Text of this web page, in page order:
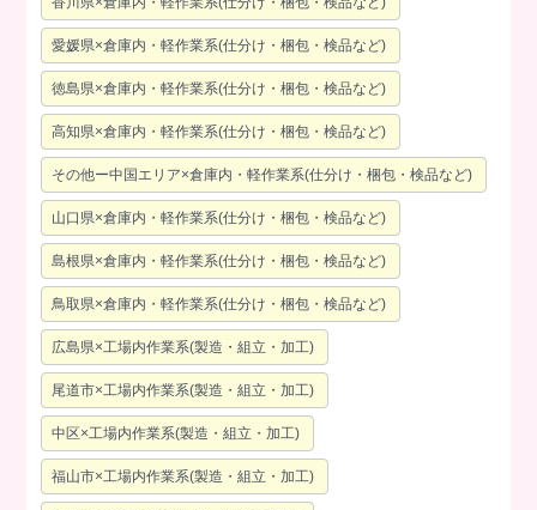
愛媛県×倉庫内・軽作業系(仕分け・梱包・検品など)
徳島県×倉庫内・軽作業系(仕分け・梱包・検品など)
高知県×倉庫内・軽作業系(仕分け・梱包・検品など)
その他ー中国エリア×倉庫内・軽作業系(仕分け・梱包・検品など)
山口県×倉庫内・軽作業系(仕分け・梱包・検品など)
島根県×倉庫内・軽作業系(仕分け・梱包・検品など)
鳥取県×倉庫内・軽作業系(仕分け・梱包・検品など)
広島県×工場内作業系(製造・組立・加工)
尾道市×工場内作業系(製造・組立・加工)
中区×工場内作業系(製造・組立・加工)
福山市×工場内作業系(製造・組立・加工)